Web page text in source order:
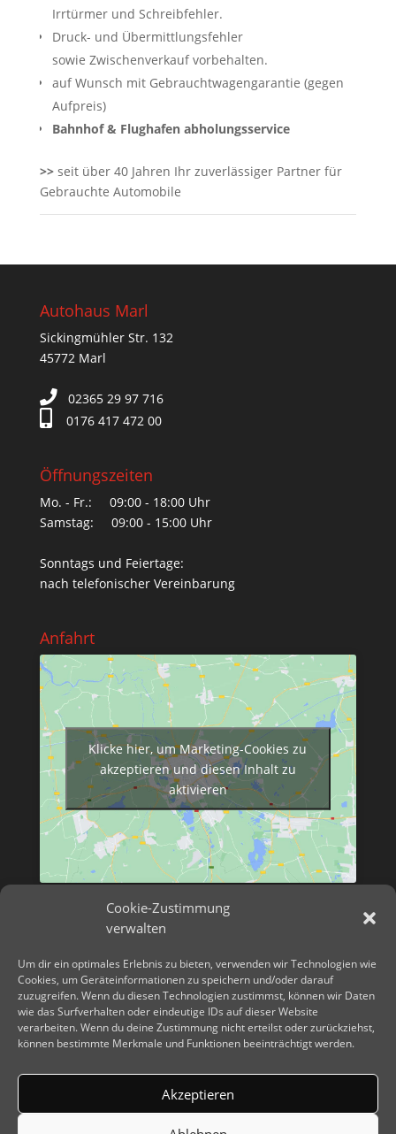
Cookie-Zustimmung
verwalten
Um dir ein optimales Erlebnis zu bieten, verwenden wir Technologien wie
Cookies, um Geräteinformationen zu speichern und/oder darauf
zuzugreifen. Wenn du diesen Technologien zustimmst, können wir Daten
wie das Surfverhalten oder eindeutige IDs auf dieser Website
verarbeiten. Wenn du deine Zustimmung nicht erteilst oder zurückziehst,
können bestimmte Merkmale und Funktionen beeinträchtigt werden.
Akzeptieren
Irrtürmer und Schreibfehler.
Druck- und Übermittlungsfehler
sowie Zwischenverkauf vorbehalten.
auf Wunsch mit Gebrauchtwagengarantie (gegen
Aufpreis)
Bahnhof & Flughafen abholungsservice
>>seit über 40 Jahren Ihr zuverlässiger Partner für
Gebrauchte Automobile
Autohaus Marl
Sickingmühler Str. 132
45772 Marl
02365 29 97 716
0176 417 472 00
Öffnungszeiten
Mo. - Fr.: 09:00 - 18:00 Uhr
Samstag: 09:00 - 15:00 Uhr
Sonntags und Feiertage:
nach telefonischer Vereinbarung
Anfahrt
Klicke hier, um Marketing-Cookies zu
akzeptieren und diesen Inhalt zu
aktivieren